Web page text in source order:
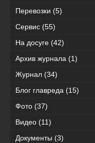
Перевозки (5)
Сервис (55)
На досуге (42)
Архив журнала (1)
Журнал (34)
Блог главреда (15)
Фото (37)
Видео (11)
Документы (3)